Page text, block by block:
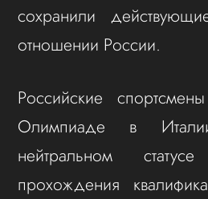
сохранили
отношении России.
Российские
Олимпиаде в
нейтральном
прохождения